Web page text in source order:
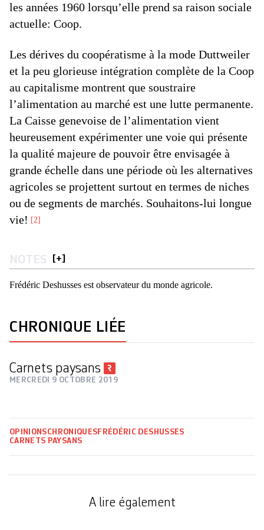
les années 1960 lorsqu’elle prend sa raison sociale
actuelle: Coop.
Les dérives du coopératisme à la mode Duttweiler
et la peu glorieuse intégration complète de la Coop
au capitalisme montrent que soustraire
l’alimentation au marché est une lutte permanente.
La Caisse genevoise de l’alimentation vient
heureusement expérimenter une voie qui présente
la qualité majeure de pouvoir être envisagée à
grande échelle dans une période où les alternatives
agricoles se projettent surtout en termes de niches
ou de segments de marchés. Souhaitons-lui longue
vie!
2
NOTES [+]
Frédéric Deshusses est observateur du monde agricole.
CHRONIQUE LIÉE
Carnets paysans
MERCREDI 9 OCTOBRE 2019
OPINIONSCHRONIQUES FRÉDÉRIC DESHUSSES
CARNETS PAYSANS
A lire également